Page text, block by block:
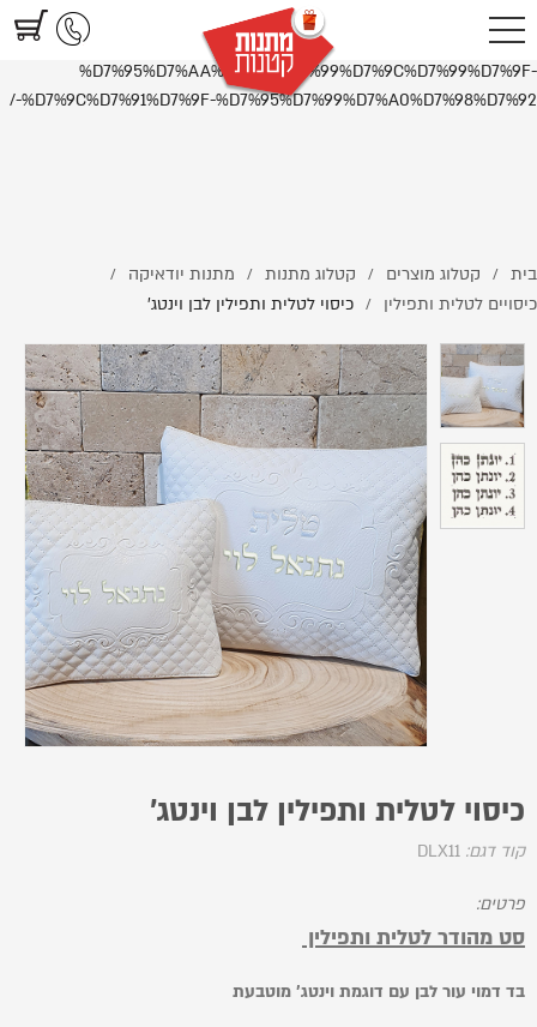
https://www.littlegifts.co.il/%D7%9B%D7%99%D7%A1%D7%95%D7%99-
%D7%9C%D7%98%D7%9C%D7%99%D7%AA-
%D7%95%D7%AA%D7%A4%D7%99%D7%9C%D7%99%D7%9F-
%D7%9C%D7%91%D7%9F-%D7%95%D7%99%D7%A0%D7%98%D7%92-/
בית / קטלוג מוצרים / קטלוג מתנות / מתנות יודאיקה /
כיסויים לטלית ותפילין / כיסוי לטלית ותפילין לבן וינטג'
כיסוי לטלית ותפילין לבן וינטג'
קוד דגם: DLX11
פרטים:
סט מהודר לטלית ותפילין
בד דמוי עור לבן עם דוגמת וינטג' מוטבעת